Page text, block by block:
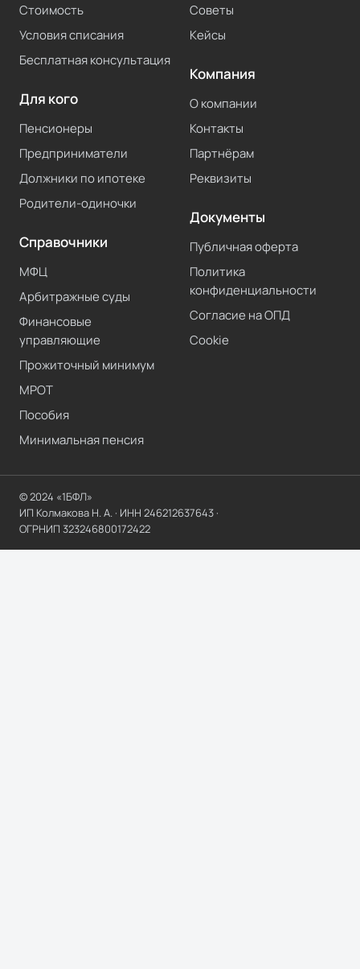
Стоимость
Условия списания
Бесплатная консультация
Для кого
Пенсионеры
Предприниматели
Должники по ипотеке
Родители-одиночки
Справочники
МФЦ
Арбитражные суды
Финансовые
управляющие
Прожиточный минимум
МРОТ
Пособия
Минимальная пенсия
Советы
Кейсы
Компания
О компании
Контакты
Партнёрам
Реквизиты
Документы
Публичная оферта
Политика
конфиденциальности
Согласие на ОПД
Cookie
© 2024 «1БФЛ»
ИП Колмакова Н. А. · ИНН 246212637643 ·
ОГРНИП 323246800172422